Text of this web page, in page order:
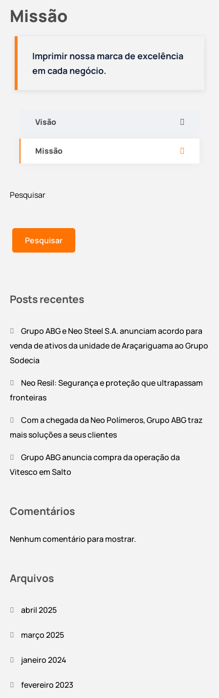
Missão
Imprimir nossa marca de excelência
em cada negócio.
Visão
Missão
Pesquisar
Pesquisar
Posts recentes
Grupo ABG e Neo Steel S.A. anunciam acordo para
venda de ativos da unidade de Araçariguama ao Grupo
Sodecia
Neo Resil: Segurança e proteção que ultrapassam
fronteiras
Com a chegada da Neo Polímeros, Grupo ABG traz
mais soluções a seus clientes
Grupo ABG anuncia compra da operação da
Vitesco em Salto
Comentários
Nenhum comentário para mostrar.
Arquivos
abril 2025
março 2025
janeiro 2024
fevereiro 2023